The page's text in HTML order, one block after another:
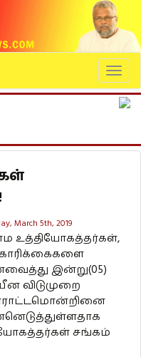
March 5th, 2019
உத்தியோகத்தர்கள்,
இன்று(05)
விடுமுறை
சங்கம்